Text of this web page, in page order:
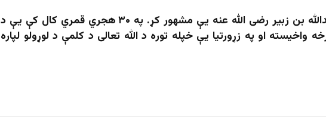
دا د جګړې لومړی ډګر و چې عبدالله بن زبیر رضی الله عنه یې مشهور کړ. په ۳۰ هجري قمري کال کې یې د
او په زړورتیا یې خپله توره د الله تعالی د کلمې د لوړولو لپاره